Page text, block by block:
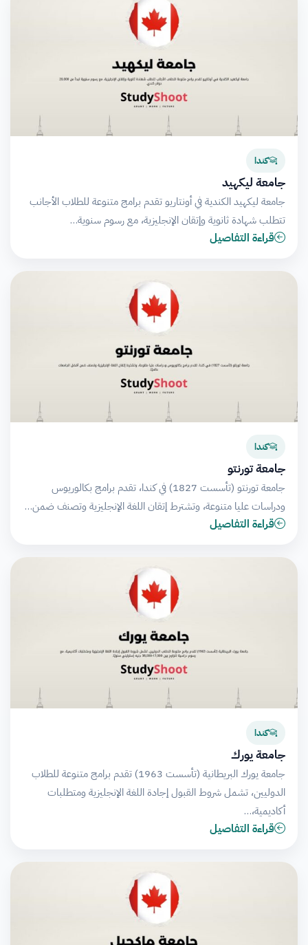
كندا
جامعة ليكهيد
جامعة ليكهيد الكندية في أونتاريو تقدم برامج متنوعة للطلاب الأجانب
تتطلب شهادة ثانوية وإتقان الإنجليزية، مع رسوم سنوية…
قراءة التفاصيل
كندا
جامعة تورنتو
جامعة تورنتو (تأسست 1827) في كندا، تقدم برامج بكالوريوس
ودراسات عليا متنوعة، وتشترط إتقان اللغة الإنجليزية وتصنف ضمن…
قراءة التفاصيل
كندا
جامعة يورك
جامعة يورك البريطانية (تأسست 1963) تقدم برامج متنوعة للطلاب
الدوليين، تشمل شروط القبول إجادة اللغة الإنجليزية ومتطلبات
أكاديمية،…
قراءة التفاصيل